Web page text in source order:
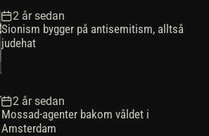
a
s
e
r
t
2 år sedan
Sionism bygger på antisemitism, alltså
judehat
2 år sedan
Mossad-agenter bakom våldet i
Amsterdam